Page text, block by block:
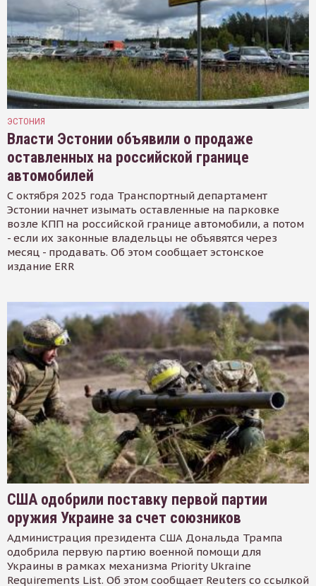
ЭСТОНИЯ
Власти Эстонии объявили о продаже
оставленных на российской границе
автомобилей
С октября 2025 года Транспортный департамент
Эстонии начнет изымать оставленные на парковке
возле КПП на российской границе автомобили, а потом
- если их законные владельцы не объявятся через
месяц - продавать. Об этом сообщает эстонское
издание ERR
США одобрили поставку первой партии
оружия Украине за счет союзников
Администрация президента США Дональда Трампа
одобрила первую партию военной помощи для
Украины в рамках механизма Priority Ukraine
Requirements List. Об этом сообщает Reuters со ссылкой